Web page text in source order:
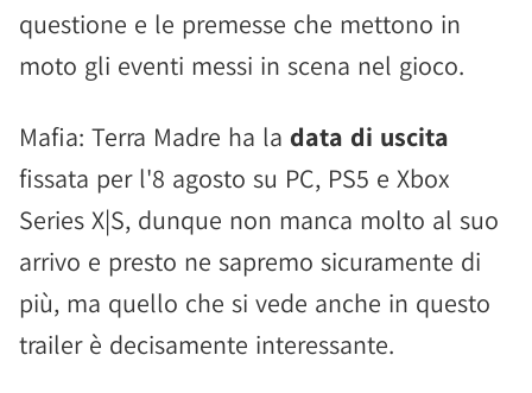
questione e le premesse che mettono in
moto gli eventi messi in scena nel gioco.
Mafia: Terra Madre ha la data di uscita
fissata per l'8 agosto su PC, PS5 e Xbox
Series X|S, dunque non manca molto al suo
arrivo e presto ne sapremo sicuramente di
più, ma quello che si vede anche in questo
trailer è decisamente interessante.